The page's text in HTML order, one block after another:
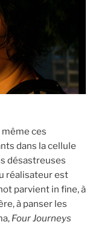
ces
dans la cellule
désastreuses
réalisateur est
parvient in fine, à
à panser les
Four Journeys